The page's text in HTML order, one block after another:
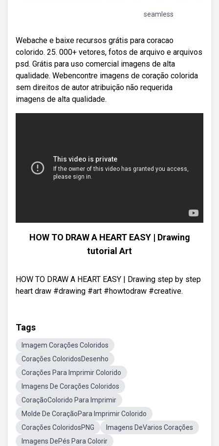
seamless
Webache e baixe recursos grátis para coracao
colorido. 25. 000+ vetores, fotos de arquivo e arquivos
psd. Grátis para uso comercial imagens de alta
qualidade. Webencontre imagens de coração colorida
sem direitos de autor atribuição não requerida
imagens de alta qualidade.
HOW TO DRAW A HEART EASY | Drawing
tutorial Art
HOW TO DRAW A HEART EASY | Drawing step by step
heart draw #drawing #art #howtodraw #creative.
Tags
Imagem Corações Coloridos
Corações ColoridosDesenho
Corações Para Imprimir Colorido
Imagens De Corações Coloridos
CoraçãoColorido Para Imprimir
Molde De CoraçãoPara Imprimir Colorido
Corações ColoridosPNG
Imagens DeVarios Corações
Imagens DePés Para Colorir